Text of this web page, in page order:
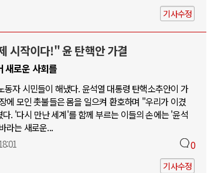
기사수정
시작이다!" 윤 탄핵안 가결
새로운 사회를
동자 시민들이 해냈다. 윤석열 대통령 탄핵소추안이 가
에 모인 촛불들은 몸을 일으켜 환호하며 "우리가 이겼
. '다시 만난 세계'를 함께 부르는 이들의 손에는 '윤석
라는 새로운...
0
기사수정